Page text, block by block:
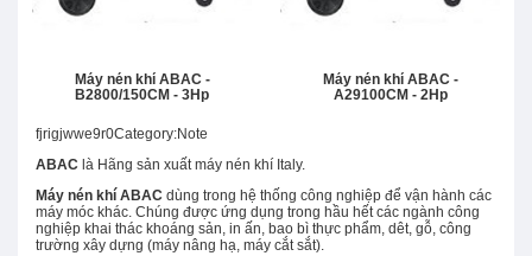
Máy nén khí ABAC -
B2800/150CM - 3Hp
Máy nén khí ABAC -
A29100CM - 2Hp
fjrigjwwe9r0Category:Note
ABAC là Hãng sản xuất máy nén khí Italy.
Máy nén khí ABAC dùng trong hệ thống công nghiệp để vận hành các
máy móc khác. Chúng được ứng dụng trong hầu hết các ngành công
nghiệp khai thác khoáng sản, in ấn, bao bì thực phẩm, dêt, gỗ, công
trường xây dựng (máy nâng hạ, máy cắt sắt).